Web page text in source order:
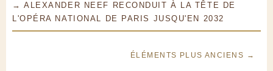
→ ALEXANDER NEEF RECONDUIT À LA TÊTE DE
L'OPÉRA NATIONAL DE PARIS JUSQU'EN 2032
ÉLÉMENTS PLUS ANCIENS →